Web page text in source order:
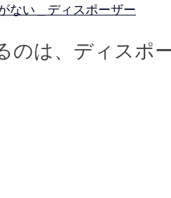
ない＿ディスポーザー
のは、ディスポ